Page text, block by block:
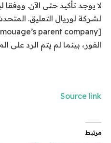
لا يوجد تأكيد حتى الآن.
لشركة لوريال التعليق.
الفور، بينما لم يتم الرد على
Source link
مرتبط